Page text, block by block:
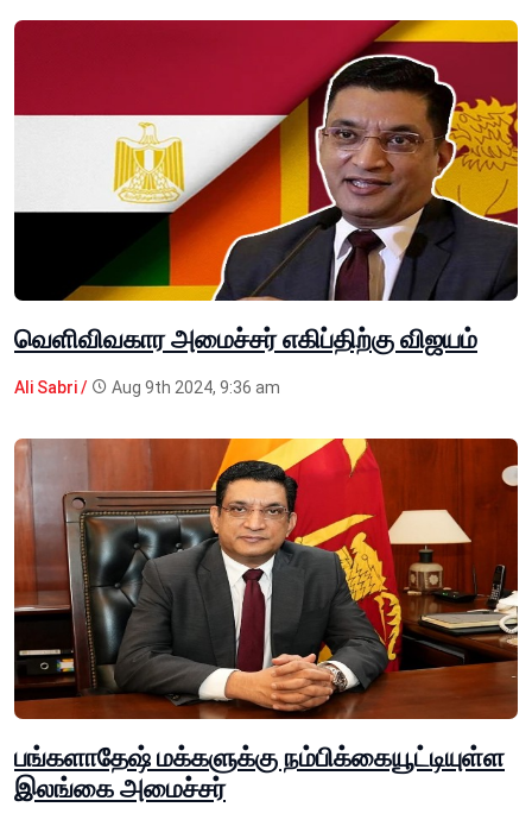
வெளிவிவகார அமைச்சர் எகிப்திற்கு விஜயம்
Ali Sabri / Aug 9th 2024, 9:36 am
பங்களாதேஷ் மக்களுக்கு நம்பிக்கையூட்டியுள்ள
இலங்கை அமைச்சர்